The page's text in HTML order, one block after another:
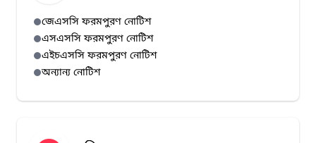
জেএসসি ফরমপুরণ নোটিশ
এসএসসি ফরমপুরণ নোটিশ
এইচএসসি ফরমপুরণ নোটিশ
অন্যান্য নোটিশ